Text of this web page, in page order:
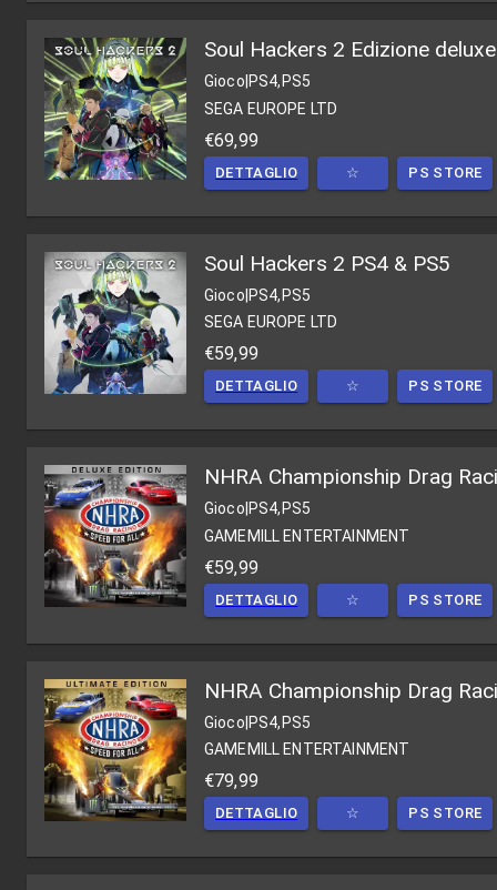
Soul Hackers 2 Edizione
Gioco PS4,PS5
SEGA EUROPE LTD
€69,99
DETTAGLIO ☆ PS STORE
Soul Hackers 2 PS4 & PS5
Gioco|PS4,PS5
SEGA EUROPE LTD
€59,99
DETTAGLIO ☆ PS STORE
NHRA Championship Drag
Gioco PS4,PS5
GAMEMILL ENTERTAINMENT
€59,99
DETTAGLIO ☆ PS STORE
NHRA Championship Drag
Gioco|PS4,PS5
GAMEMILL ENTERTAINMENT
€79,99
DETTAGLIO ☆ PS STORE